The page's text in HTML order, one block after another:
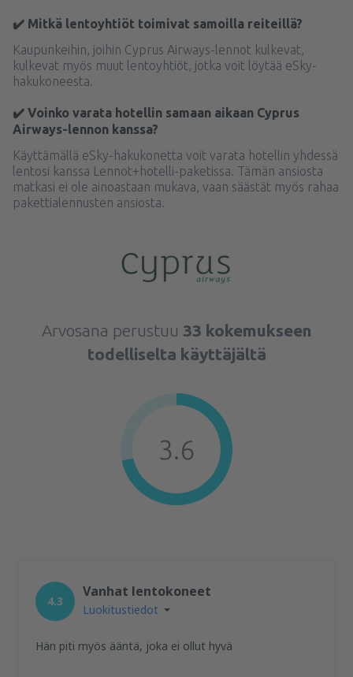
✔️ Mitkä lentoyhtiöt toimivat samoilla reiteillä?
Kaupunkeihin, joihin Cyprus Airways-lennot kulkevat,
kulkevat myös muut lentoyhtiöt, jotka voit löytää eSky-
hakukoneesta.
✔️ Voinko varata hotellin samaan aikaan Cyprus
Airways-lennon kanssa?
Käyttämällä eSky-hakukonetta voit varata hotellin yhdessä
lentosi kanssa Lennot+hotelli-paketissa. Tämän ansiosta
matkasi ei ole ainoastaan mukava, vaan säästät myös rahaa
pakettialennusten ansiosta.
Arvosana perustuu 33 kokemukseen
todelliselta käyttäjältä
3.6
4.3
Vanhat lentokoneet
Luokitustiedot
Hän piti myös ääntä, joka ei ollut hyvä